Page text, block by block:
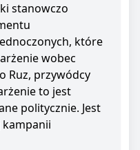
stanowczo
które
wobec
Ruz, przywódcy
to jest
politycznie. Jest